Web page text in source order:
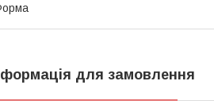
для замовлення